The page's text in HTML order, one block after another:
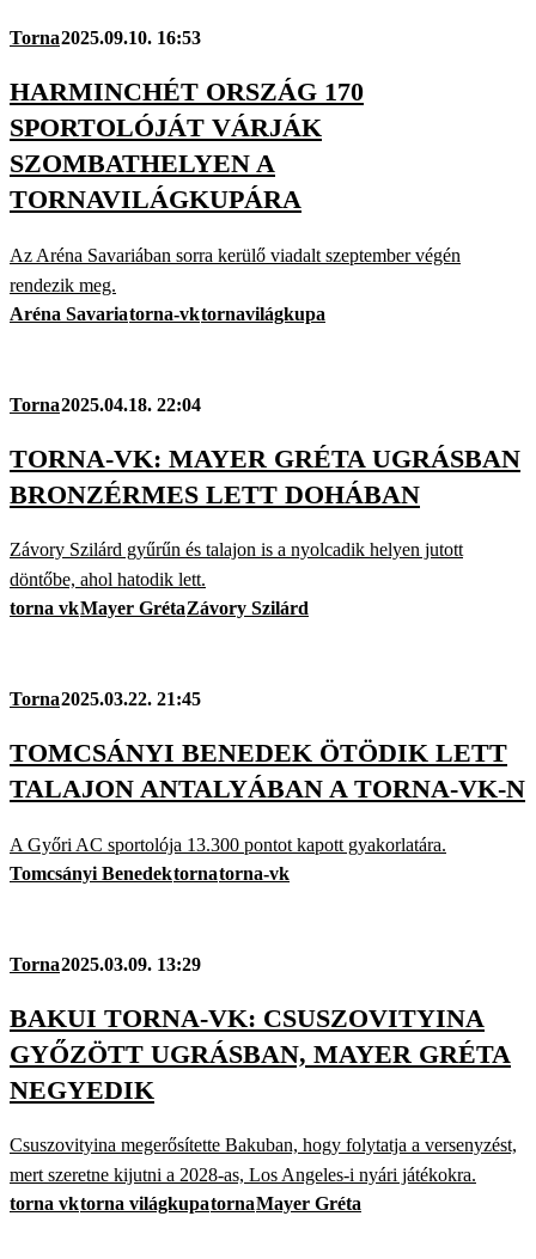
Torna2025.09.10. 16:53
HARMINCHÉT ORSZÁG 170
SPORTOLÓJÁT VÁRJÁK
SZOMBATHELYEN A
TORNAVILÁGKUPÁRA
Az Aréna Savariában sorra kerülő viadalt szeptember végén
rendezik meg.
Aréna Savariatorna-vktornavilágkupa
Torna2025.04.18. 22:04
TORNA-VK: MAYER GRÉTA UGRÁSBAN
BRONZÉRMES LETT DOHÁBAN
Závory Szilárd gyűrűn és talajon is a nyolcadik helyen jutott
döntőbe, ahol hatodik lett.
torna vkMayer GrétaZávory Szilárd
Torna2025.03.22. 21:45
TOMCSÁNYI BENEDEK ÖTÖDIK LETT
TALAJON ANTALYÁBAN A TORNA-VK-N
A Győri AC sportolója 13.300 pontot kapott gyakorlatára.
Tomcsányi Benedektornatorna-vk
Torna2025.03.09. 13:29
BAKUI TORNA-VK: CSUSZOVITYINA
GYŐZÖTT UGRÁSBAN, MAYER GRÉTA
NEGYEDIK
Csuszovityina megerősítette Bakuban, hogy folytatja a versenyzést,
mert szeretne kijutni a 2028-as, Los Angeles-i nyári játékokra.
torna vktorna világkupatornaMayer Gréta